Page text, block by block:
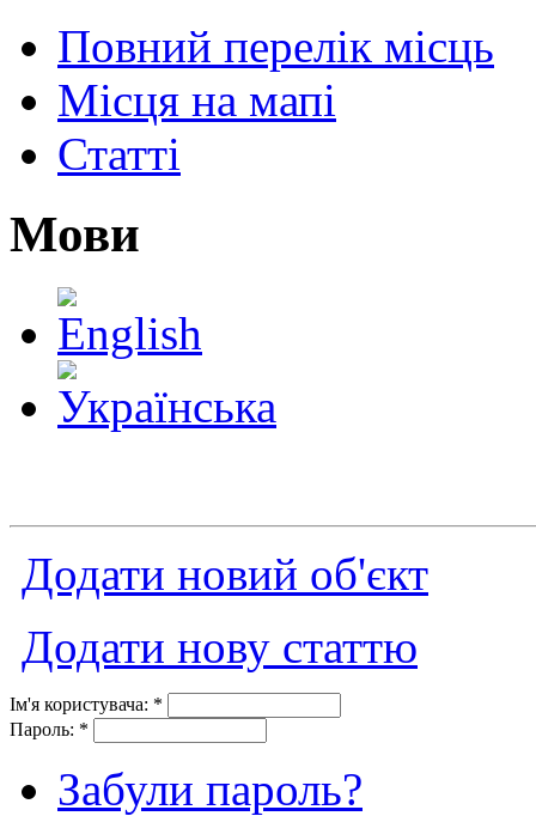
Повний перелік місць
Місця на мапі
Статті
Мови
Додати новий об'єкт
Додати нову статтю
Ім'я користувача: *
Пароль: *
Забули пароль?